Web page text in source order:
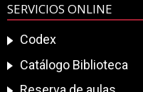
SERVICIOS ONLINE
Codex
Catálogo Biblioteca